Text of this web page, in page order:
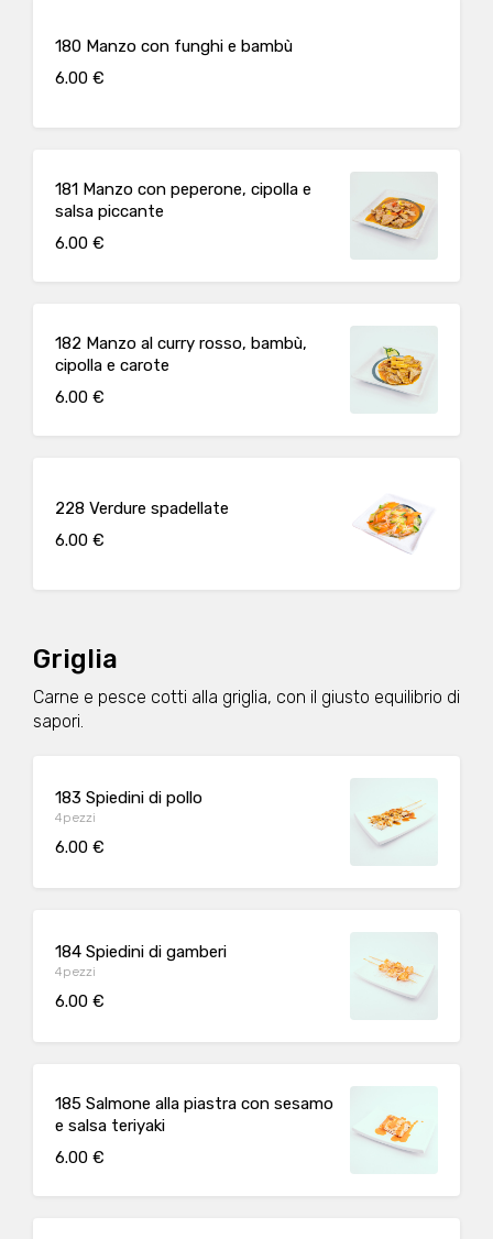
180 Manzo con funghi e bambù
6.00 €
181 Manzo con peperone, cipolla e
salsa piccante
6.00 €
182 Manzo al curry rosso, bambù,
cipolla e carote
6.00 €
228 Verdure spadellate
6.00 €
Griglia
Carne e pesce cotti alla griglia, con il giusto equilibrio di
sapori.
183 Spiedini di pollo
4pezzi
6.00 €
184 Spiedini di gamberi
4pezzi
6.00 €
185 Salmone alla piastra con sesamo
e salsa teriyaki
6.00 €